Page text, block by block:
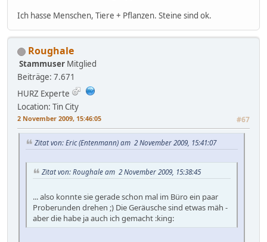
Ich hasse Menschen, Tiere + Pflanzen. Steine sind ok.
Roughale
Stammuser Mitglied
Beiträge: 7.671
HURZ Experte
Location: Tin City
2 November 2009, 15:46:05 #67
Zitat von: Eric (Entenmann) am 2 November 2009, 15:41:07
Zitat von: Roughale am 2 November 2009, 15:38:45
... also konnte sie gerade schon mal im Büro ein paar
Proberunden drehen ;) Die Geräusche sind etwas mäh -
aber die habe ja auch ich gemacht :king: